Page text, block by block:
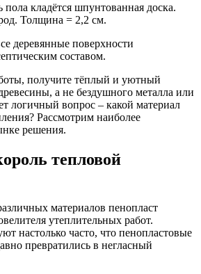
кладётся шпунтованная доска.
Толщина = 2,2 см.
деревянные поверхности
составом.
получите тёплый и уютный
а не бездушного металла или
логичный вопрос – какой материал
Рассмотрим наиболее
решения.
тепловой
материалов пенопласт
утеплительных работ.
настолько часто, что пенопластовые
превратились в негласный